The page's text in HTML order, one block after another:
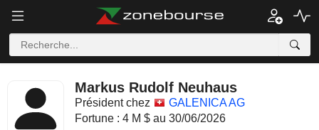
Markus Rudolf Neuhaus
Président chez
GALENICA AG
Fortune : 4 M $ au 30/06/2026